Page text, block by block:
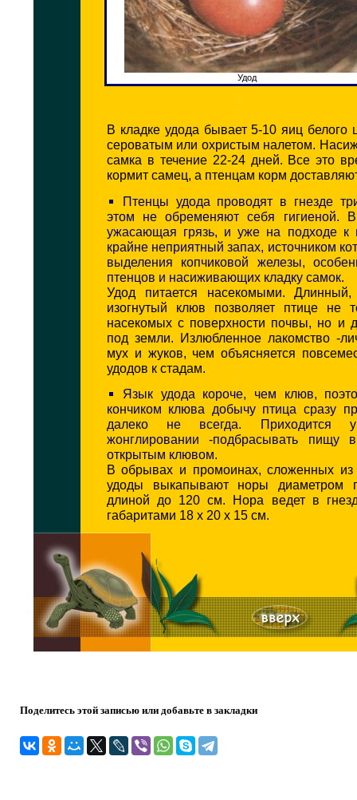
Удод
В кладке удода бывает 5-10 яиц белого
сероватым или охристым налетом.
самка в течение 22-24 дней. Все это
кормит самец, а птенцам корм
Птенцы удода проводят в гнезде
этом не обременяют себя гигиеной. В
ужасающая грязь, и уже на подходе к
крайне неприятный запах, источником
выделения копчиковой железы,
птенцов и насиживающих кладку самок.
Удод питается насекомыми. Длинный,
изогнутый клюв позволяет птице не
насекомых с поверхности почвы, но и
под земли. Излюбленное лакомство -
мух и жуков, чем объясняется
удодов к стадам.
Язык удода короче, чем клюв,
кончиком клюва добычу птица сразу
далеко не всегда. Приходится
жонглировании -подбрасывать пищу
открытым клювом.
В обрывах и промоинах, сложенных из
удоды выкапывают норы диаметром
длиной до 120 см. Нора ведет в
габаритами 18 х 20 х 15 см.
Поделитесь этой записью или добавьте в закладки